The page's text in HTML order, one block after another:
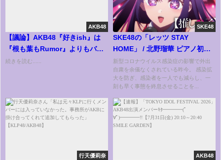
AKB48
【議論】AKB48『好きish』は
『根も葉もRumor』よりもバズ
って超えたと言っていいのか？
続きを読む......
SKE48
SKE48の「レッツ STAY
HOME」 / 北野瑠華 ピアノ初披
露！（テレビ愛知・SKE48共同
企画）
新型コロナウイルス感染症の影響で外出
自粛を余儀なくされている昨今。 感染拡
大を防ぎ、感染者を一人でも減らし、一
刻も早く事態を終息させることを...
行天優莉奈 AKB48